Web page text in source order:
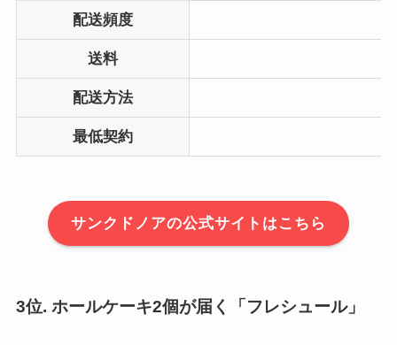
配送頻度
送料
配送方法
最低契約
サンクドノアの公式サイトはこちら
3位. ホールケーキ2個が届く「フレシュール」